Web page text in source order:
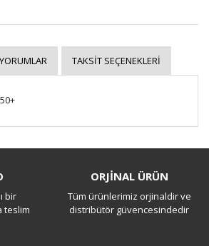
YORUMLAR TAKSIT SEÇENEKLERI
Yorum Yaz
bir
teslim
ORJİNAL ÜRÜN
Tüm ürünlerimiz orjinaldir ve
distribütör güvencesindedir